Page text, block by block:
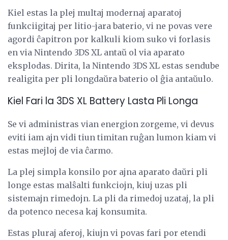
Kiel estas la plej multaj modernaj aparatoj
funkciigitaj per litio-jara baterio, vi ne povas vere
agordi ĉapitron por kalkuli kiom suko vi forlasis
en via Nintendo 3DS XL antaŭ ol via aparato
eksplodas. Dirita, la Nintendo 3DS XL estas sendube
realigita per pli longdaŭra baterio ol ĝia antaŭulo.
Kiel Fari la 3DS XL Battery Lasta Pli Longa
Se vi administras vian energion zorgeme, vi devus
eviti iam ajn vidi tiun timitan ruĝan lumon kiam vi
estas mejloj de via ĉarmo.
La plej simpla konsilo por ajna aparato daŭri pli
longe estas malŝalti funkciojn, kiuj uzas pli
sistemajn rimedojn. La pli da rimedoj uzataj, la pli
da potenco necesa kaj konsumita.
Estas pluraj aferoj, kiujn vi povas fari por etendi